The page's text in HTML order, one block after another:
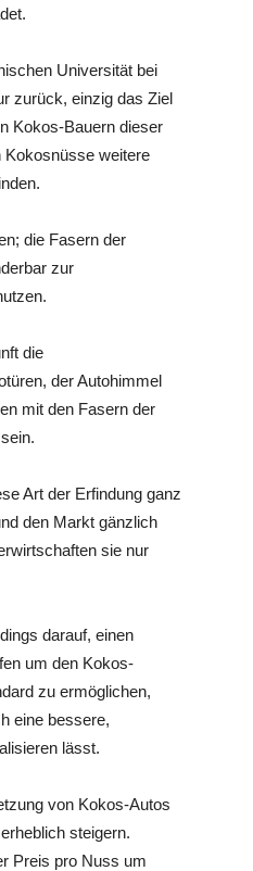
Universität bei
zurück, einzig das Ziel
Kokos-Bauern dieser
Kokosnüsse weitere
die Fasern der
zur
die
der Autohimmel
mit den Fasern der
Art der Erfindung ganz
den Markt gänzlich
sie nur
darauf, einen
um den Kokos-
zu ermöglichen,
eine bessere,
lässt.
von Kokos-Autos
steigern.
Preis pro Nuss um